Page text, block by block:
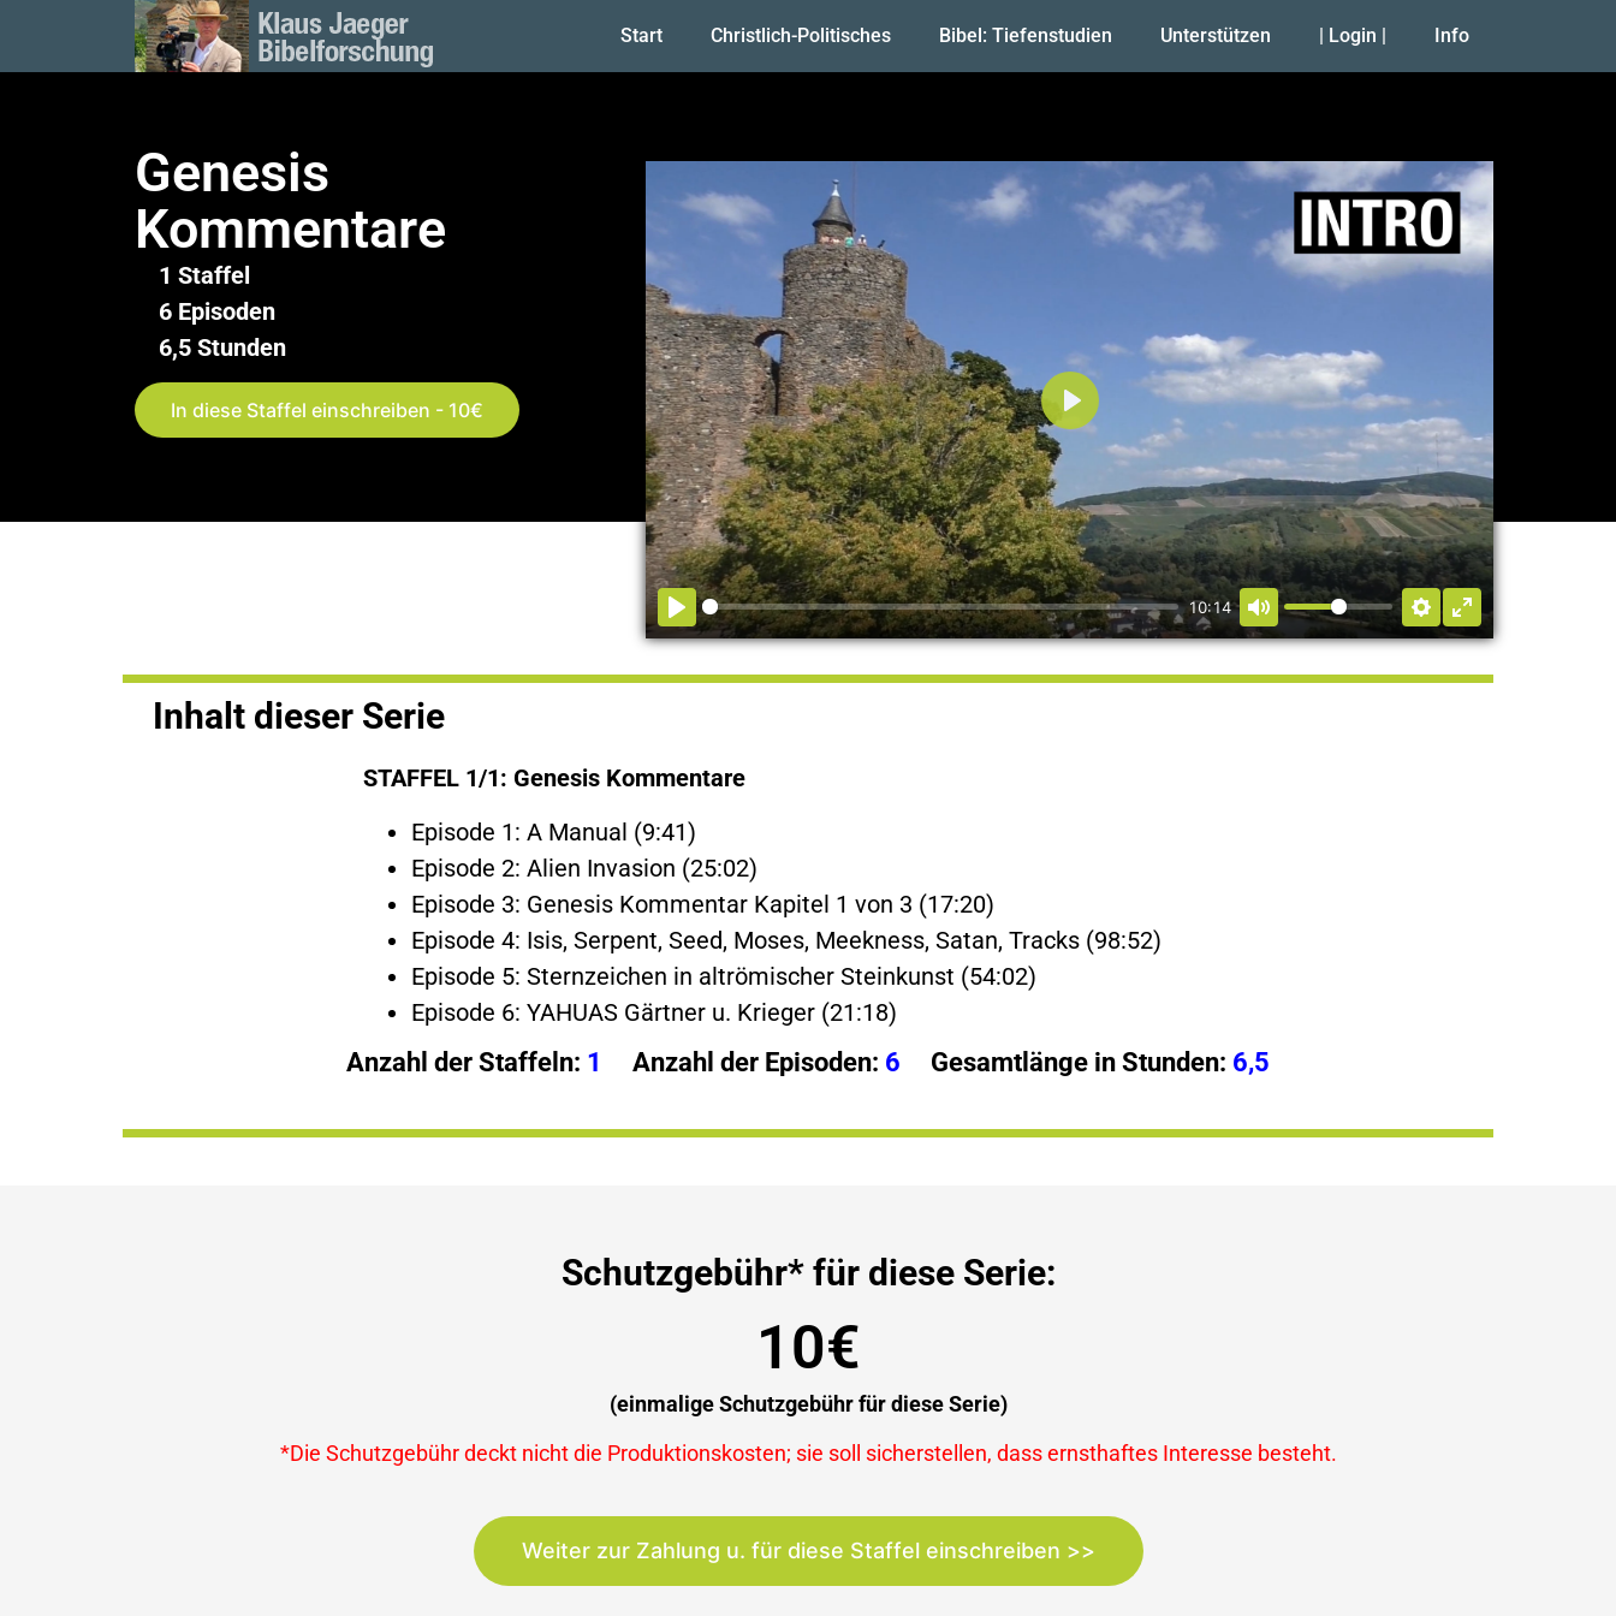
Start Christlich-Politisches Bibel: Tiefenstudien Unterstützen | Login | Info
Genesis
Kommentare
1 Staffel
6 Episoden
6,5 Stunden
In diese Staffel einschreiben - 10€
10:14
Abspielen
Inhalt dieser Serie
STAFFEL 1/1: Genesis Kommentare
Episode 1: A Manual (9:41)
Episode 2: Alien Invasion (25:02)
Episode 3: Genesis Kommentar Kapitel 1 von 3 (17:20)
Episode 4: Isis, Serpent, Seed, Moses, Meekness, Satan, Tracks (98:52)
Episode 5: Sternzeichen in altrömischer Steinkunst (54:02)
Episode 6: YAHUAS Gärtner u. Krieger (21:18)
Anzahl der Staffeln: 1 Anzahl der Episoden: 6 Gesamtlänge in Stunden: 6,5
Schutzgebühr* für diese Serie:
10€
(einmalige Schutzgebühr für diese Serie)
*Die Schutzgebühr deckt nicht die Produktionskosten; sie soll sicherstellen, dass ernsthaftes Interesse besteht.
Weiter zur Zahlung u. für diese Staffel einschreiben >>